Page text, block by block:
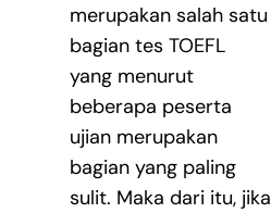
merupakan salah satu
bagian tes TOEFL
yang menurut
beberapa peserta
ujian merupakan
bagian yang paling
sulit. Maka dari itu, jika